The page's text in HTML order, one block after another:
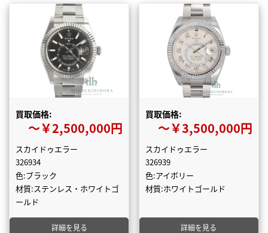
買取価格:
〜￥2,500,000円
スカイドゥエラー
326934
色:ブラック
材質:ステンレス・ホワイトゴ
ールド
詳細を見る
買取価格:
〜￥3,500,000円
スカイドゥエラー
326939
色:アイボリー
材質:ホワイトゴールド
詳細を見る